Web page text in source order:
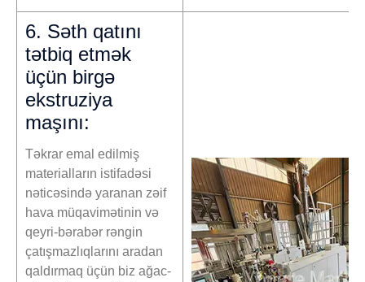
6. Səth qatını
tətbiq etmək
üçün birgə
ekstruziya
maşını:
Təkrar emal edilmiş
materialların istifadəsi
nəticəsində yaranan zəif
hava müqavimətinin və
qeyri-bərabər rəngin
çatışmazlıqlarını aradan
qaldırmaq üçün biz ağac-